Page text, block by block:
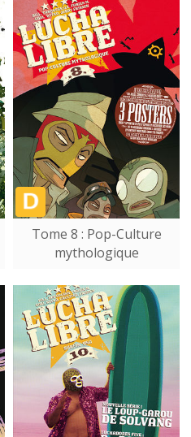
Tome 8 : Pop-Culture
mythologique